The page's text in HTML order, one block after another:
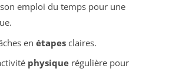
emploi du temps pour une
en étapesclaires.
physiquerégulière pour